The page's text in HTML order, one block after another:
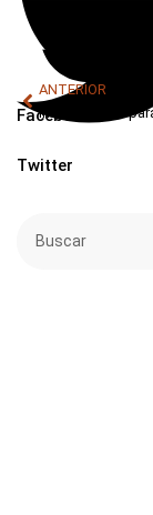
Facebook
Twitter
ANTERIOR